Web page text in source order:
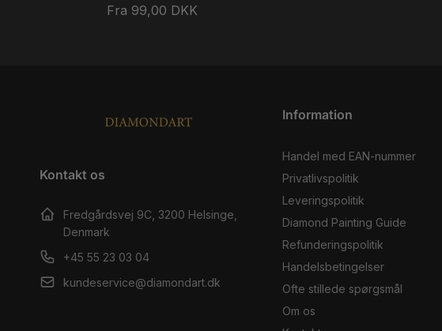
Normalpris
Fra 99,00 DKK
Kontakt os
Fredgårdsvej 9C, 3200 Helsinge,
Denmark
+45 55 23 03 04
kundeservice@diamondart.dk
Information
Handel med EAN-nummer
Privatlivspolitik
Leveringspolitik
Diamond Painting Guide
Refunderingspolitik
Handelsbetingelser
Ofte stillede spørgsmål
Om os